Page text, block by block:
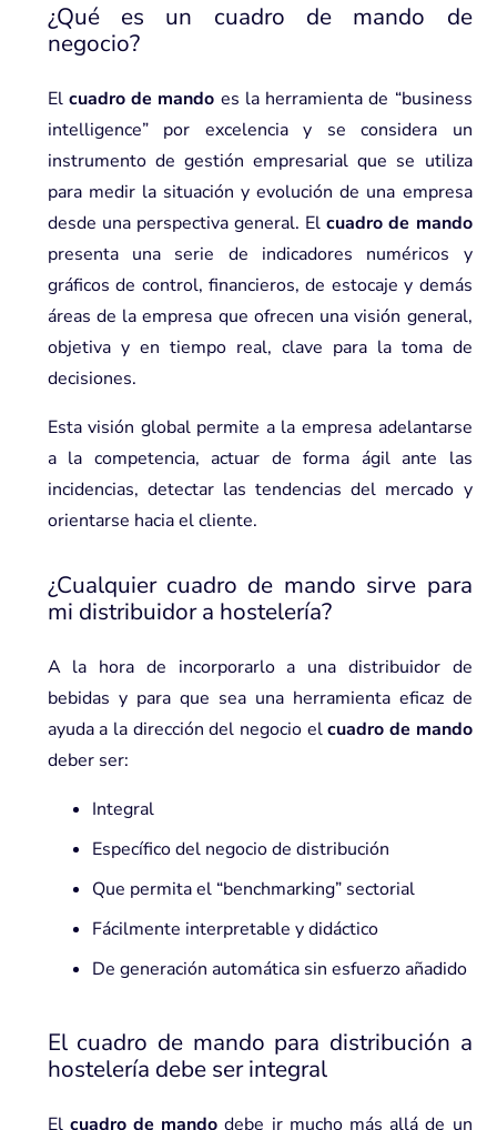
¿Qué es un cuadro de mando de
negocio?
El cuadro de mando es la herramienta de “business
intelligence” por excelencia y se considera un
instrumento de gestión empresarial que se utiliza
para medir la situación y evolución de una empresa
desde una perspectiva general. Elcuadro de mando
presenta una serie de indicadores numéricos y
gráficos de control, financieros, de estocaje y demás
áreas de la empresa que ofrecen una visión general,
objetiva y en tiempo real, clave para la toma de
decisiones.
Esta visión global permite a la empresa adelantarse
a la competencia, actuar de forma ágil ante las
incidencias, detectar las tendencias del mercado y
orientarse hacia el cliente.
¿Cualquier cuadro de mando sirve para
mi distribuidor a hostelería?
A la hora de incorporarlo a una distribuidor de
bebidas y para que sea una herramienta eficaz de
ayuda a la dirección del negocio elcuadro de mando
deber ser:
Integral
Específico del negocio de distribución
Que permita el “benchmarking” sectorial
Fácilmente interpretable y didáctico
De generación automática sin esfuerzo añadido
El cuadro de mando para distribución a
hostelería debe ser integral
El cuadro de mando debe ir mucho más allá de un